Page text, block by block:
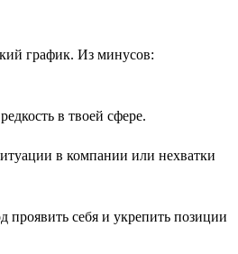
график. Из минусов:
в твоей сфере.
в компании или нехватки
себя и укрепить позиции